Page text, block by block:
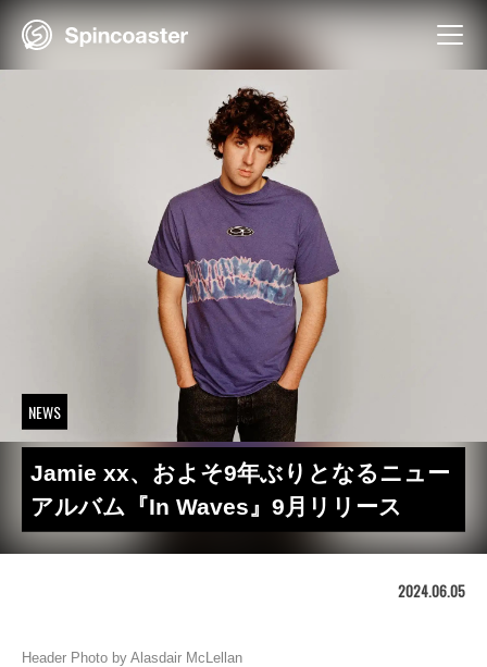
Skip
NEWS
Jamie xx、およそ9年ぶりとなるニュー
アルバム『In Waves』9月リリース
2024.06.05
Header Photo by Alasdair McLellan